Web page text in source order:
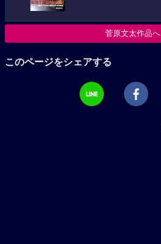
菅原文太作品へ
このページをシェアする